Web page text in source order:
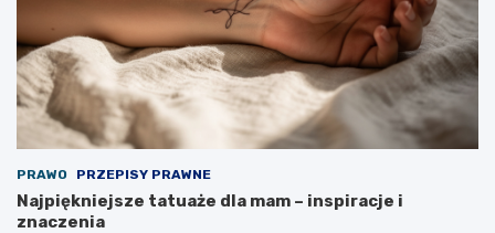
PRAWO PRZEPISY PRAWNE
Najpiękniejsze tatuaże dla mam – inspiracje i
znaczenia